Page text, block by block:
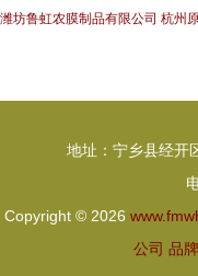
潍坊鲁虹农膜制品有限公司 杭州
地址：宁乡县经开
Copyright © 2026
公司 品